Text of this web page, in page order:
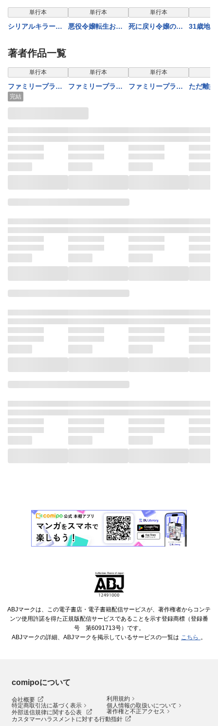
単行本
シリアルキラー
（９）【電子特典
付】
単行本
悪役令嬢転生おじ
単行本
死に戻り令嬢の仮
ふ〜（６）
表示
31歳地
著者作品一覧
単行本
ファミリープラ
ン 5巻
完結
単行本
ファミリープラ
単行本
ファミリープラ
ただ離婚
ABJマークは、この電子書店・電子書籍配信サービスが、著作権者からコンテ
ンツ使用許諾を得た正規版配信サービスであることを示す登録商標（登録番
号 第6091713号）です。
ABJマークの詳細、ABJマークを掲示しているサービスの一覧は こちら 。
comipoについて
会社概要
利用規約
特定商取引法に基づく表示
個人情報の取扱いについて
外部送信規律に関する公表
著作権と不正アクセス
カスタマーハラスメントに対する行動指針